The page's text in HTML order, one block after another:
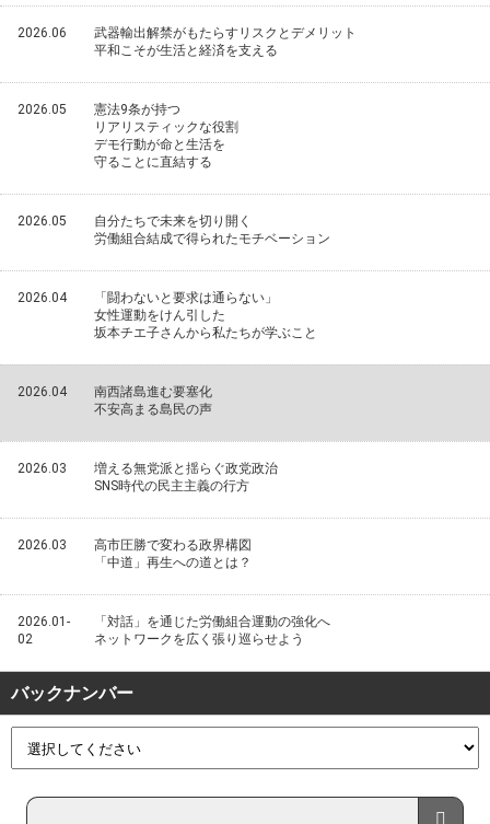
2026.06
武器輸出解禁がもたらすリスクとデメリット
平和こそが生活と経済を支える
2026.05
憲法9条が持つ
リアリスティックな役割
デモ行動が命と生活を
守ることに直結する
2026.05
自分たちで未来を切り開く
労働組合結成で得られたモチベーション
2026.04
「闘わないと要求は通らない」
女性運動をけん引した
坂本チエ子さんから私たちが学ぶこと
2026.04
南西諸島進む要塞化
不安高まる島民の声
2026.03
増える無党派と揺らぐ政党政治
SNS時代の民主主義の行方
2026.03
高市圧勝で変わる政界構図
「中道」再生への道とは？
2026.01-
02
「対話」を通じた労働組合運動の強化へ
ネットワークを広く張り巡らせよう
バックナンバー